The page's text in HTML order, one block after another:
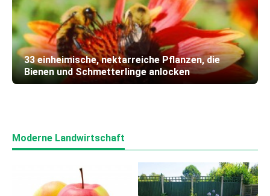
33 einheimische, nektarreiche Pflanzen, die
Bienen und Schmetterlinge anlocken
Moderne Landwirtschaft